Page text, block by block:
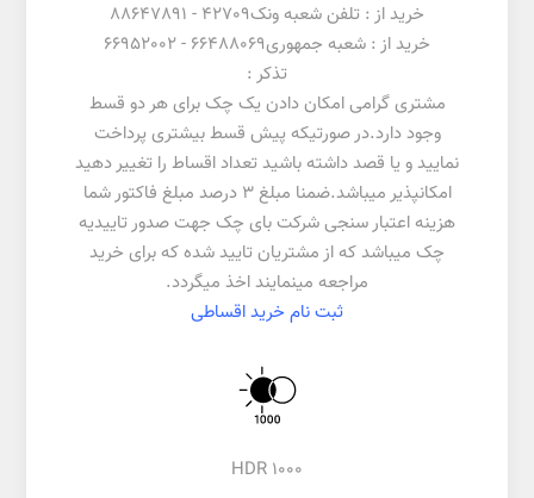
خرید از : تلفن شعبه ونک42709 -
88647891
خرید از : شعبه جمهوری66488069 -
66952002
تذکر :
مشتری گرامی امکان دادن یک چک برای هر دو قسط
وجود دارد.در صورتیکه پیش قسط بیشتری پرداخت
نمایید و یا قصد داشته باشید تعداد اقساط را تغییر دهید
امکانپذیر میباشد.ضمنا مبلغ 3 درصد مبلغ فاکتور شما
هزینه اعتبار سنجی شرکت بای چک جهت صدور تاییدیه
چک میباشد که از مشتریان تایید شده که برای خرید
مراجعه مینمایند اخذ میگردد.
ثبت نام خرید اقساطی
HDR 1000